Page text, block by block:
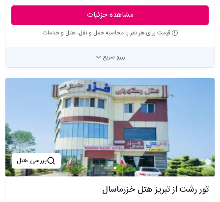
مشاهده جزئیات
قیمت برای هر نفر با محاسبه حمل و نقل، هتل و خدمات
رزرو سریع
بررسی هتل
تور رشت از تبریز هتل خزرماسال